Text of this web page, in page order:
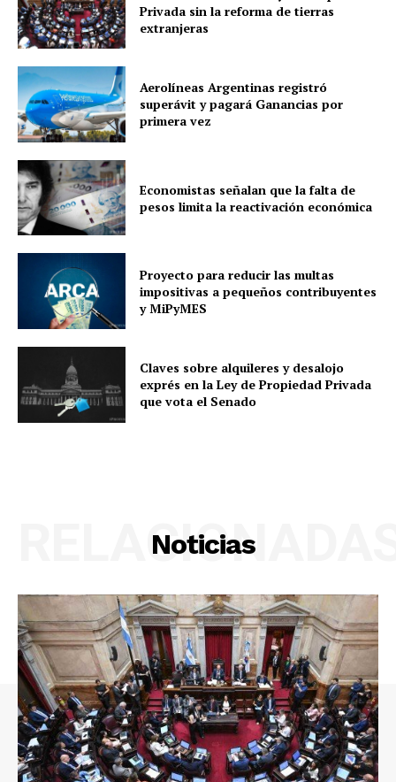
Privada sin la reforma de tierras
extranjeras
Aerolíneas Argentinas registró
superávit y pagará Ganancias por
primera vez
Economistas señalan que la falta de
pesos limita la reactivación económica
Proyecto para reducir las multas
impositivas a pequeños contribuyentes
y MiPyMES
Claves sobre alquileres y desalojo
exprés en la Ley de Propiedad Privada
que vota el Senado
Noticias